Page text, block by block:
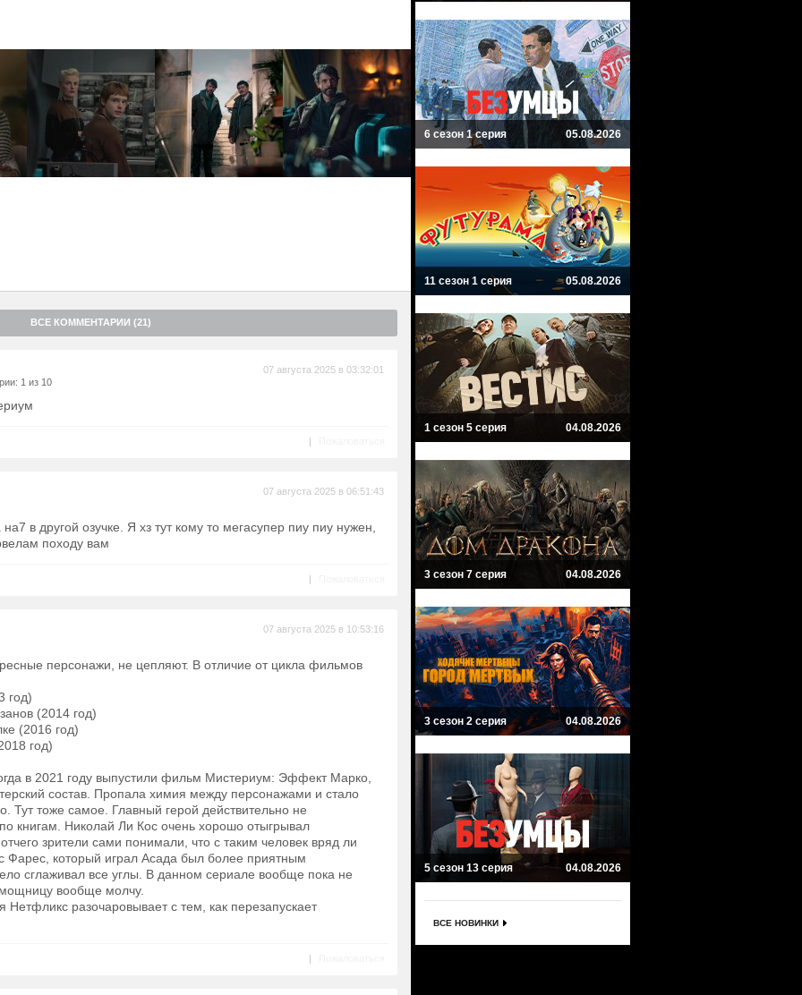
ВСЕ КОММЕНТАРИИ (21)
1 из 10
07 августа 2025 в 03:32:01
|
07 августа 2025 в 06:51:43
в другой озучке. Я хз тут кому то мегасупер пиу пиу нужен,
походу вам
|
07 августа 2025 в 10:53:16
персонажи, не цепляют. В отличие от цикла фильмов
год)
(2014 год)
(2016 год)
год)
в 2021 году выпустили фильм Мистериум: Эффект Марко,
состав. Пропала химия между персонажами и стало
Тут тоже самое. Главный герой действительно не
книгам. Николай Ли Кос очень хорошо отыгрывал
зрители сами понимали, что с таким человек вряд ли
Фарес, который играл Асада был более приятным
сглаживал все углы. В данном сериале вообще пока не
вообще молчу.
Нетфликс разочаровывает с тем, как перезапускает
|
6 сезон 1 серия 05.08.2026
11 сезон 1 серия 05.08.2026
1 сезон 5 серия 04.08.2026
3 сезон 7 серия 04.08.2026
3 сезон 2 серия 04.08.2026
5 сезон 13 серия 04.08.2026
ВСЕ НОВИНКИ